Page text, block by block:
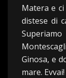
Matera e
distese di
Ginosa, e
mare. Evvai!